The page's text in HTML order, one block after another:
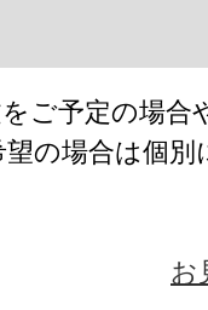
ご予定の場合
の場合は個別
お